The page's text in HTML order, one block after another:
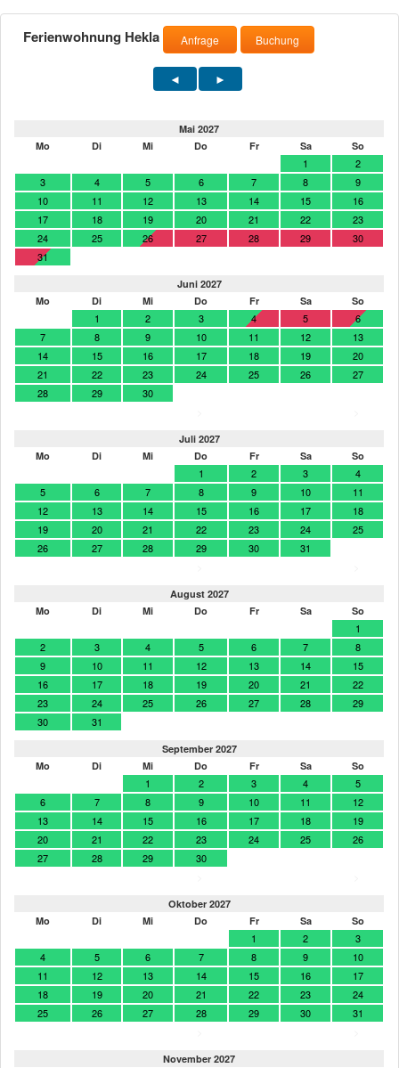
Ferienwohnung Hekla Anfrage Buchung
Mai 2027
Mo
Di Mi Do Fr Sa So
1
2
3
4 5 6 7 8
9
10
11 12 13 14 15
16
17
18 19 20 21 22
23
24
25 26 27 28 29
30
31
Juni 2027
Mo
Di Mi Do Fr Sa So
1 2 3 4 5
6
7
8 9 10 11 12
13
14
15 16 17 18 19
20
21
22 23 24 25 26
27
28
29
30
Juli 2027
Mo
Di Mi Do Fr Sa So
1 2 3
4
5
6 7 8 9 10
11
12
13 14 15 16 17
18
19
20 21 22 23 24
25
26
27 28 29 30
31
August 2027
Mo
Di Mi Do Fr Sa So
1
2
3 4 5 6 7
8
9
10 11 12 13 14
15
16
17 18 19 20 21
22
23
24 25 26 27 28
29
30
31
September 2027
Mo
Di Mi Do Fr Sa So
1 2 3 4
5
6
7 8 9 10 11
12
13
14 15 16 17 18
19
20
21 22 23 24 25
26
27
28 29
30
Oktober 2027
Mo
Di Mi Do Fr Sa So
1 2
3
4
5 6 7 8 9
10
11
12 13 14 15 16
17
18
19 20 21 22 23
24
25
26 27 28 29 30
31
November 2027